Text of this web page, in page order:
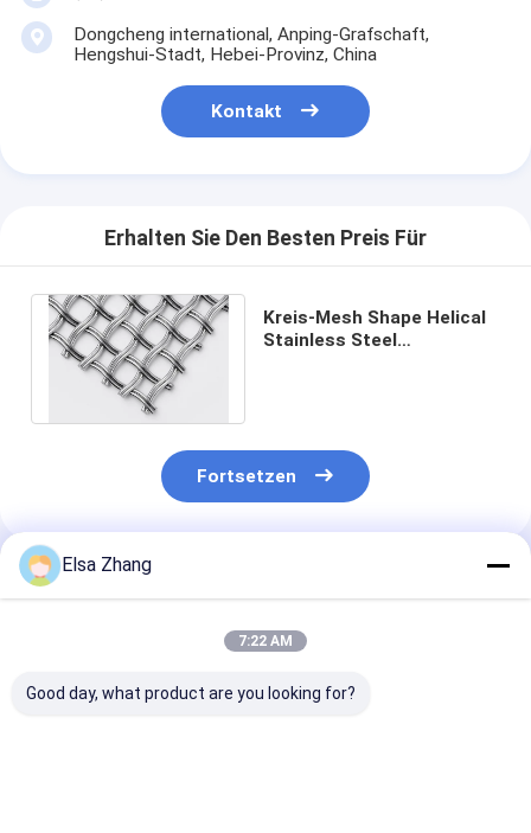
Dongcheng international, Anping-Grafschaft,
Hengshui-Stadt, Hebei-Provinz, China
Kontakt
Erhalten Sie Den Besten Preis Für
Kreis-Mesh Shape Helical
Stainless Steel
Fortsetzen
Empfohlene Produkte
Elsa Zhang
7:22 AM
Good day, what product are you looking for?